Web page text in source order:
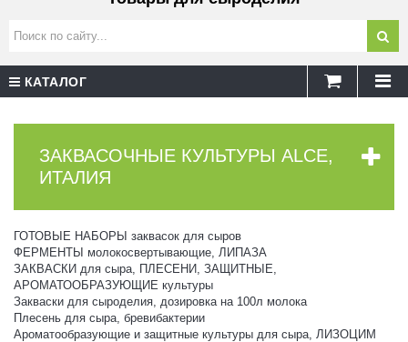
КАТАЛОГ
ЗАКВАСОЧНЫЕ КУЛЬТУРЫ ALCE,
ИТАЛИЯ
ГОТОВЫЕ НАБОРЫ заквасок для сыров
ФЕРМЕНТЫ молокосвертывающие, ЛИПАЗА
ЗАКВАСКИ для сыра, ПЛЕСЕНИ, ЗАЩИТНЫЕ,
АРОМАТООБРАЗУЮЩИЕ культуры
Закваски для сыроделия, дозировка на 100л молока
Плесень для сыра, бревибактерии
Ароматообразующие и защитные культуры для сыра, ЛИЗОЦИМ